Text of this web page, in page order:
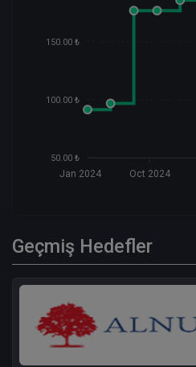
150.00 ₺
100.00 ₺
50.00 ₺
Jan 2024 Oct 2024
Geçmiş Hedefler